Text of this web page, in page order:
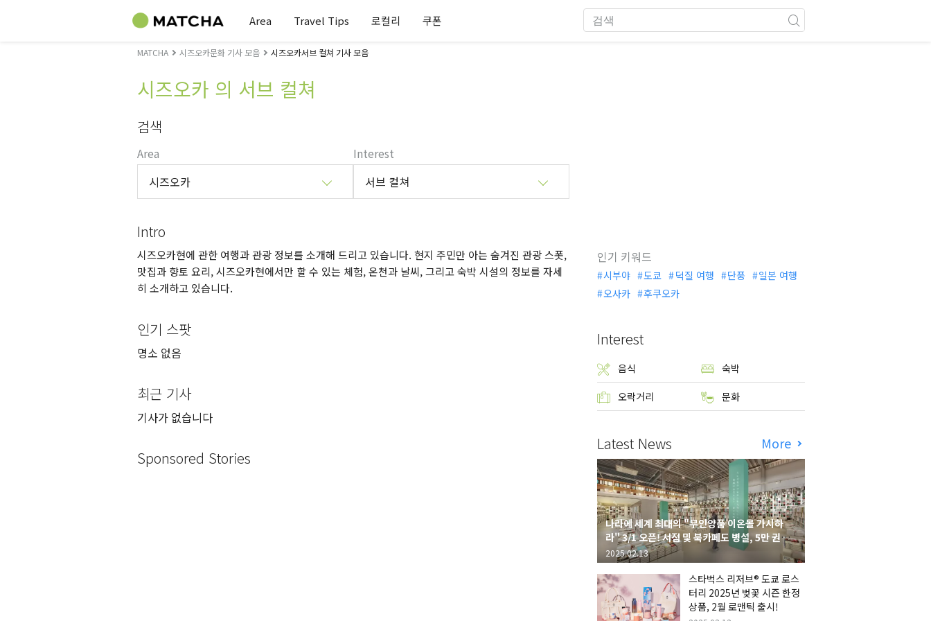
Area Travel Tips 로컬리 쿠폰
MATCHA 시즈오카문화 기사 모음 시즈오카서브 컬쳐 기사 모음
시즈오카 의 서브 컬쳐
검색
Area
시즈오카
Interest
서브 컬쳐
Intro
시즈오카현에 관한 여행과 관광 정보를 소개해 드리고 있습니다. 현지 주민만 아는 숨겨진 관광 스폿,
맛집과 향토 요리, 시즈오카현에서만 할 수 있는 체험, 온천과 날씨, 그리고 숙박 시설의 정보를 자세
히 소개하고 있습니다.
인기 스팟
명소 없음
최근 기사
기사가 없습니다
Sponsored Stories
인기 키워드
시부야 도쿄 덕질 여행 단풍
일본 여행
오사카
후쿠오카
Interest
음식 숙박
오락거리 문화
Latest News More
나라에 세계 최대의 "무인양품 이온몰 가시하
라" 3/1 오픈! 서점 및 북카페도 병설, 5만 권의
"가시하라 서점"도 출점
2025.02.13
스타벅스 리저브® 도쿄 로스
터리 2025년 벚꽃 시즌 한정
상품, 2월 로맨틱 출시!